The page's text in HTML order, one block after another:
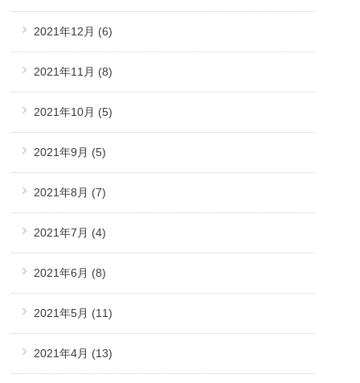
2021年12月 (6)
2021年11月 (8)
2021年10月 (5)
2021年9月 (5)
2021年8月 (7)
2021年7月 (4)
2021年6月 (8)
2021年5月 (11)
2021年4月 (13)